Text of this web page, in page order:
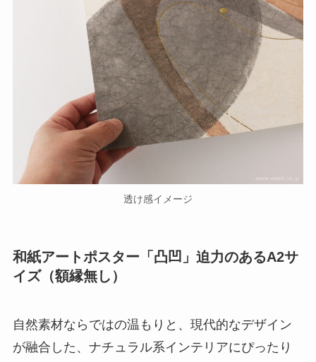
透け感イメージ
和紙アートポスター「凸凹」迫力のあるA2サ
イズ（額縁無し）
自然素材ならではの温もりと、現代的なデザイン
が融合した、ナチュラル系インテリアにぴったり